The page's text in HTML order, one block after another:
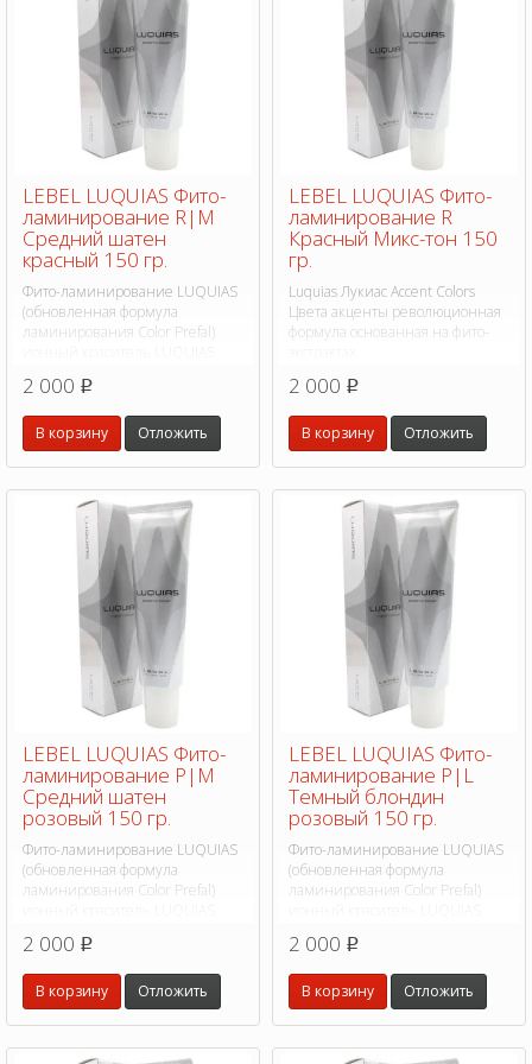
LEBEL LUQUIAS Фито-
ламинирование R|M
Средний шатен
красный 150 гр.
Фито-ламинирование LUQUIAS
(обновленная формула
ламинирования Color Prefal)
формула основанная на фито-
экстрактах.
2 000 p
В корзину Отложить
LEBEL LUQUIAS Фито-
ламинирование R
Красный Микс-тон 150
гр.
Luquias Лукиас Accent Colors
Цвета акценты революционная
формула основанная на фито-
2 000 p
В корзину Отложить
LEBEL LUQUIAS Фито-
ламинирование P|M
Средний шатен
розовый 150 гр.
Фито-ламинирование LUQUIAS
(обновленная формула
ламинирования Color Prefal)
формула основанная на фито-
экстрактах.
2 000 p
В корзину Отложить
LEBEL LUQUIAS Фито-
ламинирование P|L
Темный блондин
розовый 150 гр.
Фито-ламинирование LUQUIAS
(обновленная формула
ламинирования Color Prefal)
формула основанная на фито-
экстрактах.
2 000 p
В корзину Отложить